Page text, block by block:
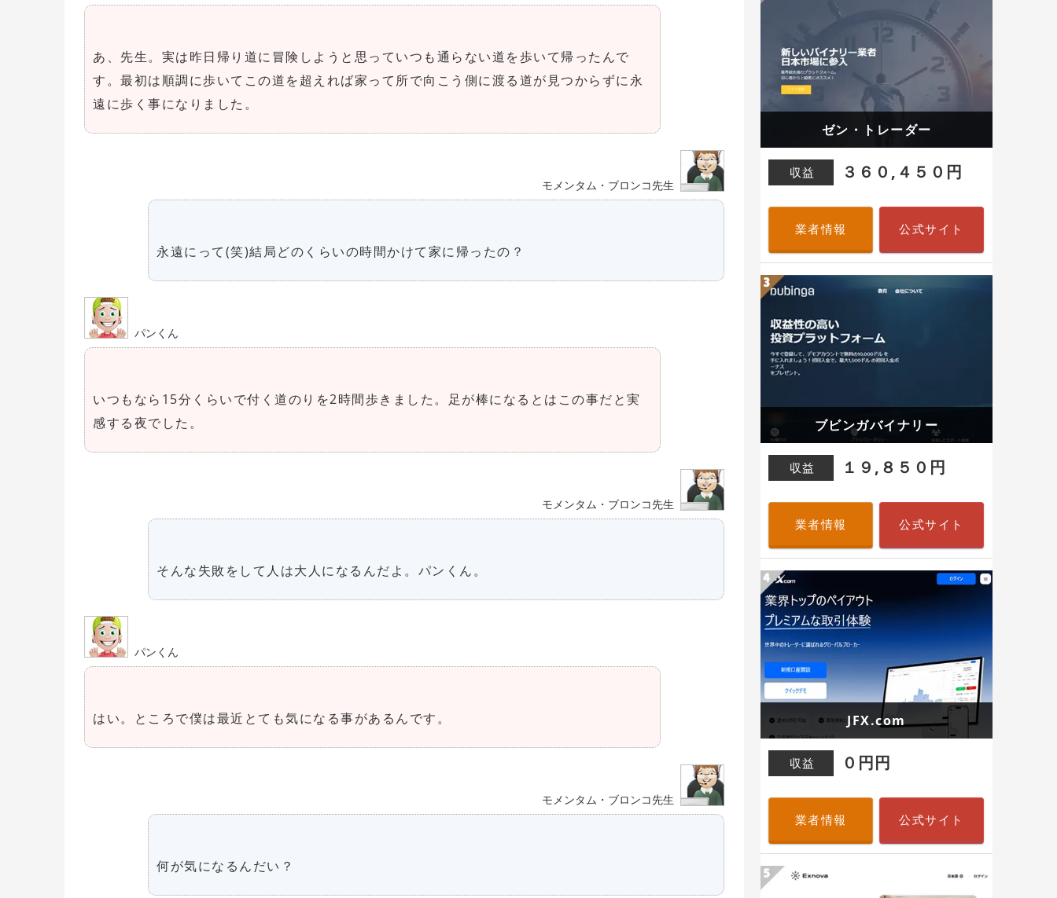
あ、先生。実は昨日帰り道に冒険しようと思っていつも通らない道を歩いて帰ったんで
す。最初は順調に歩いてこの道を超えれば家って所で向こう側に渡る道が見つからずに永
遠に歩く事になりました。
モメンタム・ブロンコ先生
永遠にって(笑)結局どのくらいの時間かけて家に帰ったの？
パンくん
いつもなら15分くらいで付く道のりを2時間歩きました。足が棒になるとはこの事だと実
感する夜でした。
モメンタム・ブロンコ先生
そんな失敗をして人は大人になるんだよ。パンくん。
パンくん
はい。ところで僕は最近とても気になる事があるんです。
モメンタム・ブロンコ先生
何が気になるんだい？
ゼン・トレーダー
収益 ３６０,４５０円
業者情報 公式サイト
ブビンガバイナリー
収益 １９,８５０円
業者情報 公式サイト
JFX.com
収益 ０円円
業者情報 公式サイト